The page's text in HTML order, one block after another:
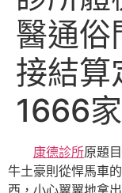
醫通俗
接結算
1666家
康德診所原題
牛土豪則從悍馬車
西，小心翼翼地拿